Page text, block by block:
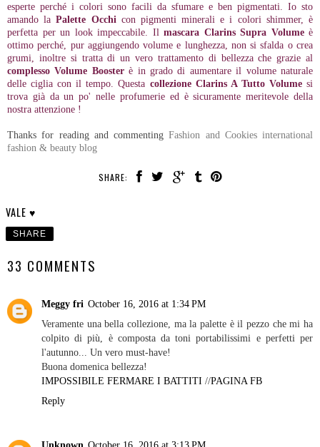
esperte perché i colori sono facili da sfumare e ben pigmentati. Io sto
amando la Palette Occhi con pigmenti minerali e i colori shimmer, è
perfetta per un look impeccabile. Il mascara Clarins Supra Volumeè
ottimo perché, pur aggiungendo volume e lunghezza, non si sfalda o crea
grumi, inoltre si tratta di un vero trattamento di bellezza che grazie al
complesso Volume Boosterè in grado di aumentare il volume naturale
delle ciglia con il tempo. Questa collezione Clarins A Tutto Volumesi
trova già da un po' nelle profumerie ed è sicuramente meritevole della
nostra attenzione !
Thanks for reading and commentingFashion and Cookies international
fashion & beauty blog
SHARE:
VALE ♥
SHARE
33 COMMENTS
Meggy fri October 16, 2016 at 1:34 PM
Veramente una bella collezione, ma la palette è il pezzo che mi ha
colpito di più, è composta da toni portabilissimi e perfetti per
l'autunno... Un vero must-have!
Buona domenica bellezza!
IMPOSSIBILE FERMARE I BATTITI //PAGINA FB
Reply